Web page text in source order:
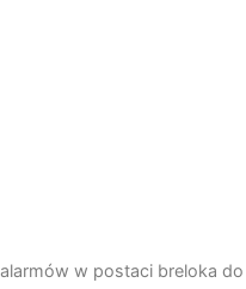
w postaci breloka